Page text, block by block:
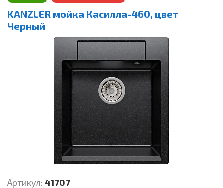
KANZLER мойка Касилла-460, цвет
Черный
Артикул: 41707